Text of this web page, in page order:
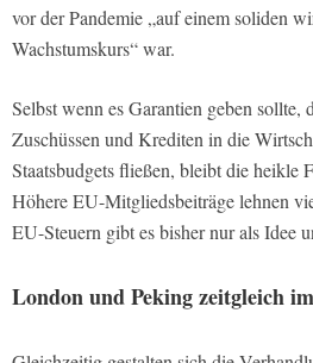
vor der Pandemie „auf einem soliden
Wachstumskurs“ war.
Selbst wenn es Garantien geben sollte,
Zuschüssen und Krediten in die
Staatsbudgets fließen, bleibt die heikle
Höhere EU-Mitgliedsbeiträge lehnen
EU-Steuern gibt es bisher nur als Idee
London und Peking zeitgleich